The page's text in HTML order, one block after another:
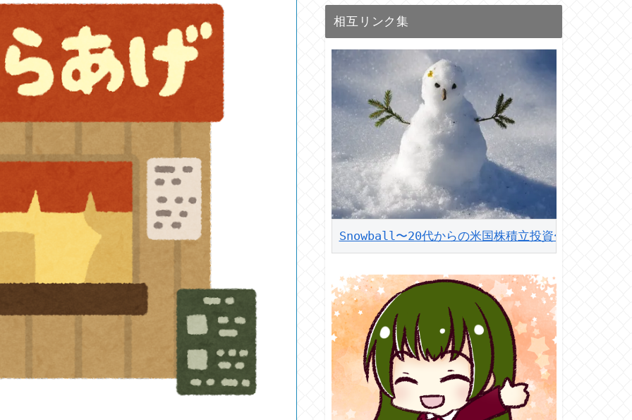
相互リンク集
Snowball〜20代からの米国株積立投資〜